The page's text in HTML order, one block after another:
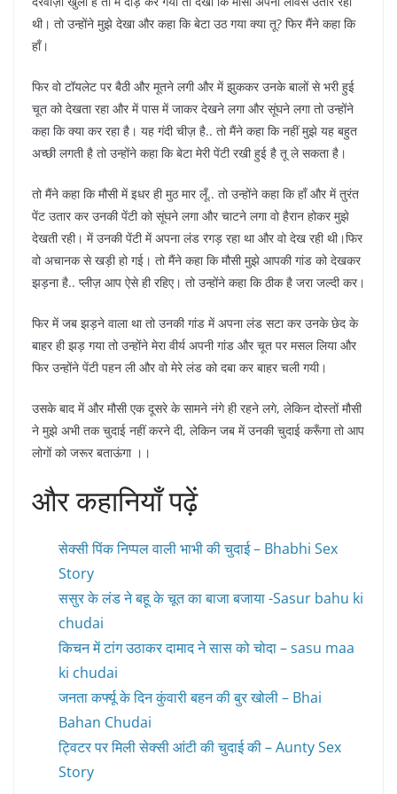
थी। तो उन्होंने मुझे देखा और कहा कि बेटा उठ गया क्या तू? फिर मैंने कहा कि
हाँ।
फिर वो टॉयलेट पर बैठी और मूतने लगी और में झुककर उनके बालों से भरी हुई
चूत को देखता रहा और में पास में जाकर देखने लगा और सूंघने लगा तो उन्होंने
कहा कि क्या कर रहा है। यह गंदी चीज़ है.. तो मैंने कहा कि नहीं मुझे यह बहुत
अच्छी लगती है तो उन्होंने कहा कि बेटा मेरी पेंटी रखी हुई है तू ले सकता है।
तो मैंने कहा कि मौसी में इधर ही मुठ मार लूँ.. तो उन्होंने कहा कि हाँ और में तुरंत
पेंट उतार कर उनकी पेंटी को सूंघने लगा और चाटने लगा वो हैरान होकर मुझे
देखती रही। में उनकी पेंटी में अपना लंड रगड़ रहा था और वो देख रही थी।फिर
वो अचानक से खड़ी हो गई। तो मैंने कहा कि मौसी मुझे आपकी गांड को देखकर
झड़ना है.. प्लीज़ आप ऐसे ही रहिए। तो उन्होंने कहा कि ठीक है जरा जल्दी कर।
फिर में जब झड़ने वाला था तो उनकी गांड में अपना लंड सटा कर उनके छेद के
बाहर ही झड़ गया तो उन्होंने मेरा वीर्य अपनी गांड और चूत पर मसल लिया और
फिर उन्होंने पेंटी पहन ली और वो मेरे लंड को दबा कर बाहर चली गयी।
उसके बाद में और मौसी एक दूसरे के सामने नंगे ही रहने लगे, लेकिन दोस्तों मौसी
ने मुझे अभी तक चुदाई नहीं करने दी, लेकिन जब में उनकी चुदाई करूँगा तो आप
लोगों को जरूर बताऊंगा ।।
और कहानियाँ पढ़ें
सेक्सी पिंक निप्पल वाली भाभी की चुदाई – Bhabhi Sex
Story
ससुर के लंड ने बहू के चूत का बाजा बजाया -Sasur bahu ki
chudai
किचन में टांग उठाकर दामाद ने सास को चोदा – sasu maa
ki chudai
जनता कर्फ्यू के दिन कुंवारी बहन की बुर खोली – Bhai
Bahan Chudai
ट्विटर पर मिली सेक्सी आंटी की चुदाई की – Aunty Sex
Story